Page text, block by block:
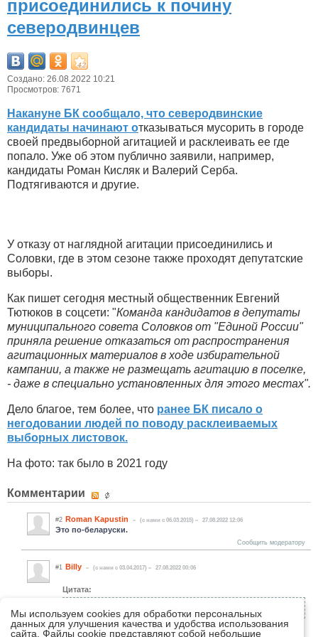
присоединились к почину
северодвинцев
Создано: 26.08.2022 10:21
Просмотров: 7671
Накануне БК сообщало, что северодвинские
кандидаты начинают отказываться мусорить в городе
своей предвыборной агитацией и расклеивать ее где
попало. Уже об этом публично заявили, например,
кандидаты Роман Кисляк и Валерий Серба.
Подтягиваются и другие.
У отказу от наглядной агитации присоединились и
Соловки, где в этом сезоне также проходят депутатские
выборы.
Как пишет сегодня местный общественник Евгений
Тютюков в соцсети: "Команда кандидатов в депутаты
муниципального совета Соловков от "Единой России"
приняла решение отказаться от распространения
агитационных материалов в ходе избирательной
кампании, а также не размещать агитацию в поселке,
- даже в специально установленных для этого местах".
Дело благое, тем более, что ранее БК писало о
негодовании людей по поводу расклеиваемых
выборных листовок.
На фото: так было в 2021 году
Комментарии
#2 Roman Kapustin (c нами с 06.03.2015) 27.08.2022 12:06
Это по-беларуски.
Сообщить модератору
#1 Billy (c нами с 03.04.2017) 27.08.2022 00:06
Цитата:
это на мове?
Мы используем cookies для обработки персональных
данных для улучшения качества и удобства использования
сайта. Файлы cookie представляют собой небольшие